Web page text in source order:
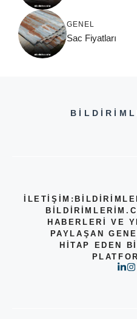
GENEL
Sac Fiyatları
İLETİŞİM:
HABERLERI VE
PAYLAŞAN
HITAP EDEN